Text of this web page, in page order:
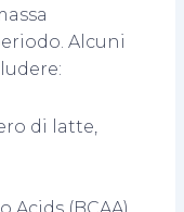
Alcuni
di latte,